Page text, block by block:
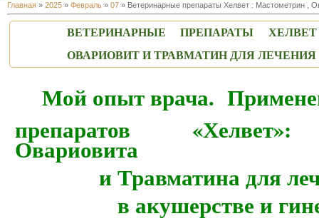
Главная » 2025 » Февраль » 07 » Ветеринарные препараты Хелвет : Мастометрин ,
ВЕТЕРИНАРНЫЕ ПРЕПАРАТЫ
ОВАРИОВИТ И ТРАВМАТИН ДЛЯ ЛЕЧЕНИЯ
Мой опыт врача.
препаратов «Хелвет»:
Овариовита
и Травматина для
в акушерстве и